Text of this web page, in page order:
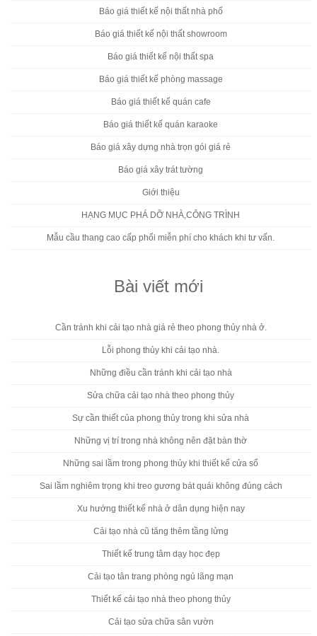
Báo giá thiết kế nội thất nhà phố
Báo giá thiết kế nội thất showroom
Báo giá thiết kế nội thất spa
Báo giá thiết kế phòng massage
Báo giá thiết kế quán cafe
Báo giá thiết kế quán karaoke
Báo giá xây dựng nhà trọn gói giá rẻ
Báo giá xây trát tường
Giới thiệu
HẠNG MỤC PHÁ DỠ NHÀ,CÔNG TRÌNH
Mẫu cầu thang cao cấp phối miễn phí cho khách khi tư vấn.
Bài viết mới
Cần tránh khi cải tạo nhà giá rẻ theo phong thủy nhà ở.
Lỗi phong thủy khi cải tạo nhà.
Những điều cần tránh khi cải tạo nhà
Sửa chữa cải tạo nhà theo phong thủy
Sự cần thiết của phong thủy trong khi sửa nhà
Những vị trí trong nhà không nên đặt bàn thờ
Những sai lầm trong phong thủy khi thiết kế cửa sổ
Sai lầm nghiêm trọng khi treo gương bát quái không đúng cách
Xu hướng thiết kế nhà ở dân dụng hiện nay
Cải tạo nhà cũ tăng thêm tầng lửng
Thiết kế trung tâm dạy học đẹp
Cải tạo tân trang phòng ngủ lãng mạn
Thiết kế cải tạo nhà theo phong thủy
Cải tạo sửa chữa sân vườn